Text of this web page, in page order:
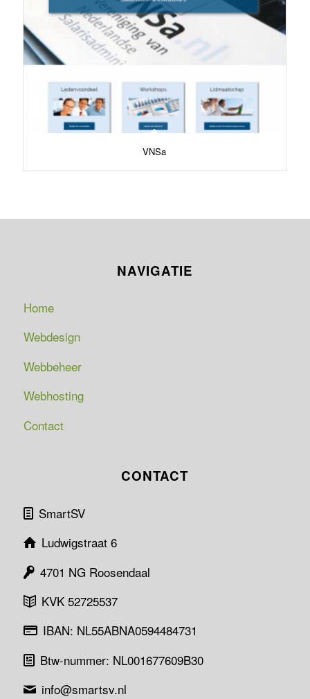
VNSa
NAVIGATIE
Home
Webdesign
Webbeheer
Webhosting
Contact
CONTACT
SmartSV
Ludwigstraat 6
4701 NG Roosendaal
KVK 52725537
IBAN: NL55ABNA0594484731
Btw-nummer: NL001677609B30
info@smartsv.nl